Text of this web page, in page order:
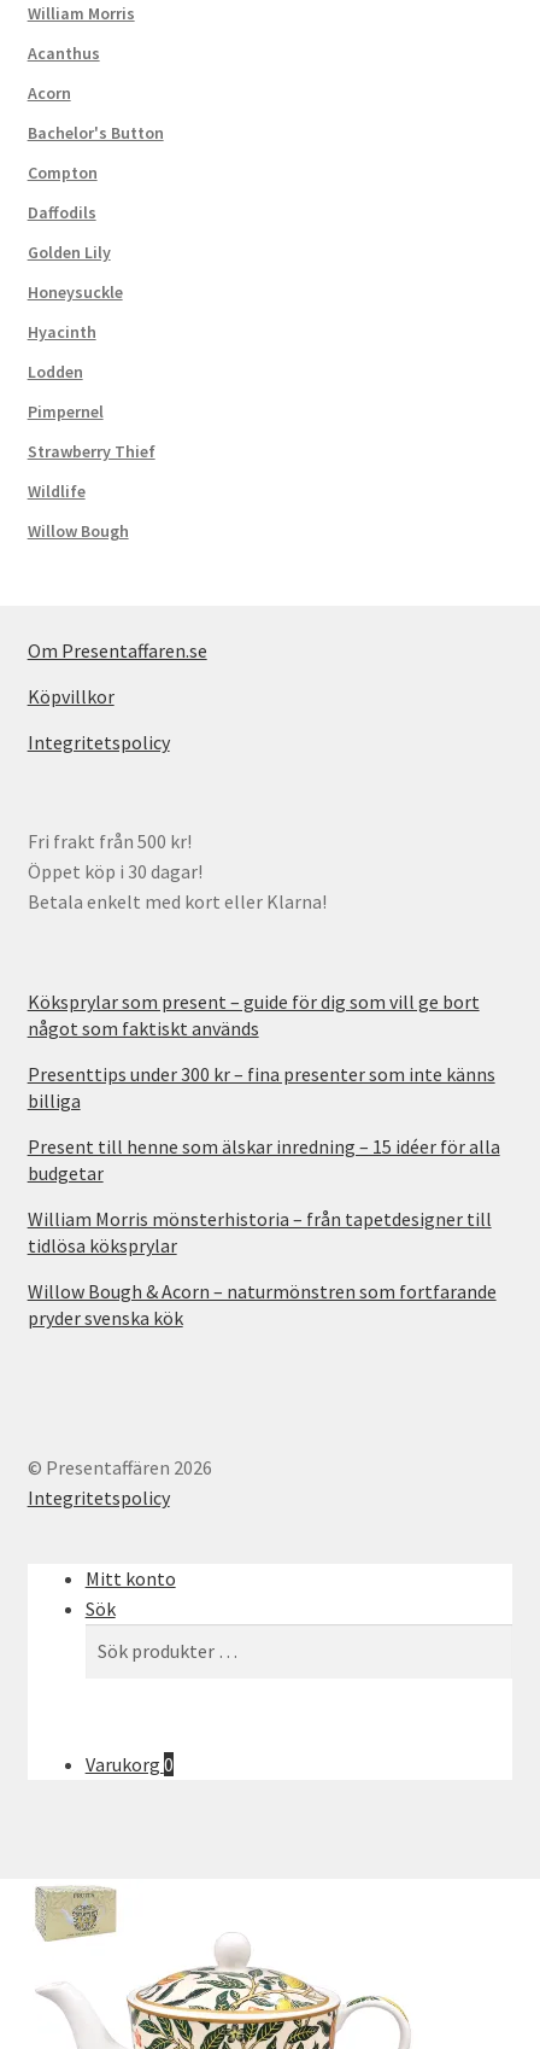
William Morris
Acanthus
Acorn
Bachelor's Button
Compton
Daffodils
Golden Lily
Honeysuckle
Hyacinth
Lodden
Pimpernel
Strawberry Thief
Wildlife
Willow Bough
Om Presentaffaren.se
Köpvillkor
Integritetspolicy
Fri frakt från 500 kr!
Öppet köp i 30 dagar!
Betala enkelt med kort eller Klarna!
Köksprylar som present – guide för dig som vill ge bort
något som faktiskt används
Presenttips under 300 kr – fina presenter som inte känns
billiga
Present till henne som älskar inredning – 15 idéer för alla
budgetar
William Morris mönsterhistoria – från tapetdesigner till
tidlösa köksprylar
Willow Bough & Acorn – naturmönstren som fortfarande
pryder svenska kök
© Presentaffären 2026
Integritetspolicy
Mitt konto
Sök
Varukorg 0